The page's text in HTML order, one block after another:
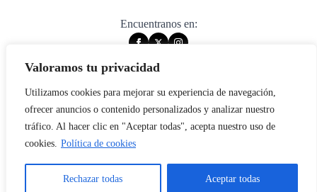
Valoramos tu privacidad
Utilizamos cookies para mejorar su experiencia de navegación,
ofrecer anuncios o contenido personalizados y analizar nuestro
tráfico. Al hacer clic en "Aceptar todas", acepta nuestro uso de
cookies. Política de cookies
Rechazar todas Aceptar todas
Encuentranos en:
© 2025 muywuau. All rights reserved.
Aviso legal
Política de privacidad
Política de cookies